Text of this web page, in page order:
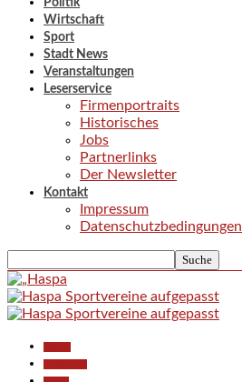
Politik
Wirtschaft
Sport
Stadt News
Veranstaltungen
Leserservice
Firmenportraits
Historisches
Jobs
Partnerlinks
Der Newsletter
Kontakt
Impressum
Datenschutzbedingungen